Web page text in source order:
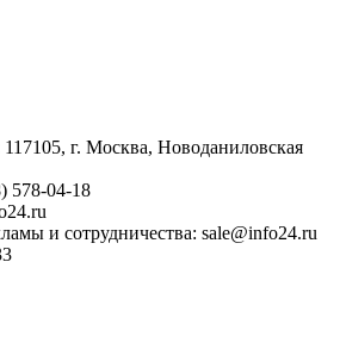
г. Москва, Новоданиловская
578-04-18
и сотрудничества: sale@info24.ru